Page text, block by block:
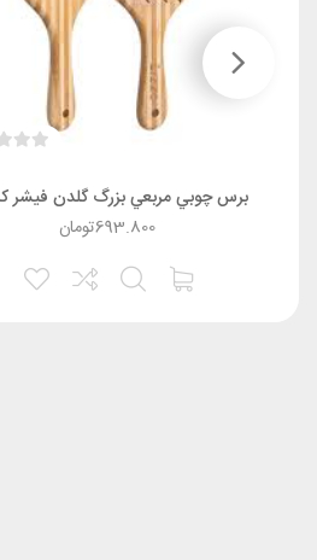
برس چوبي مربعي بزرگ گلدن فیشر کد
تومان693.800